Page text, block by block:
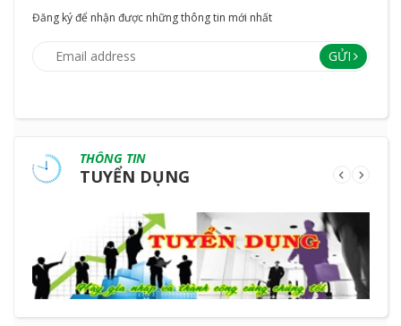
Đăng ký để nhận được những thông tin mới nhất
GỬI
THÔNG TIN
TUYỂN DỤNG